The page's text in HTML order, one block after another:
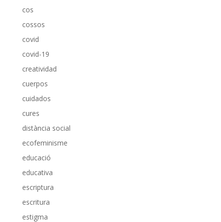
cos
cossos
covid
covid-19
creatividad
cuerpos
cuidados
cures
distància social
ecofeminisme
educació
educativa
escriptura
escritura
estigma